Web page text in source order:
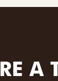
A